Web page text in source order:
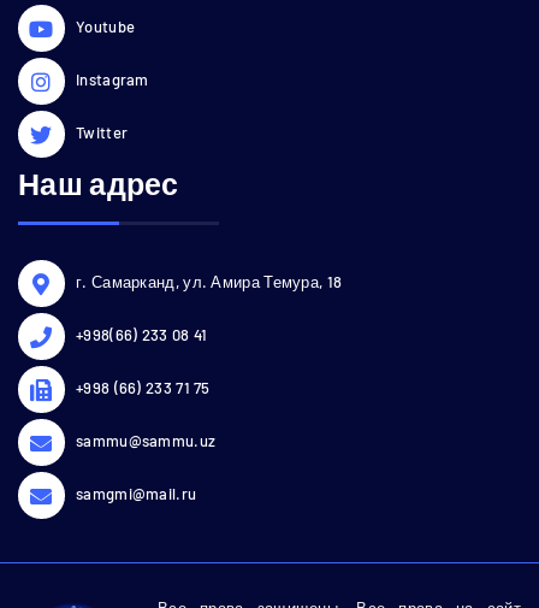
Youtube
Instagram
Twitter
Наш адрес
г. Самарканд, ул. Амира Темура, 18
+998(66) 233 08 41
+998 (66) 233 71 75
sammu@sammu.uz
samgmi@mail.ru